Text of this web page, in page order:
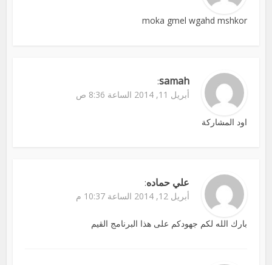
moka gmel wgahd mshkor
samah
:
أبريل 11, 2014 الساعة 8:36 ص
اود المشاركة
علي حماده:
أبريل 12, 2014 الساعة 10:37 م
بارك الله لكم جهودكم على هذا البرنامج القيم